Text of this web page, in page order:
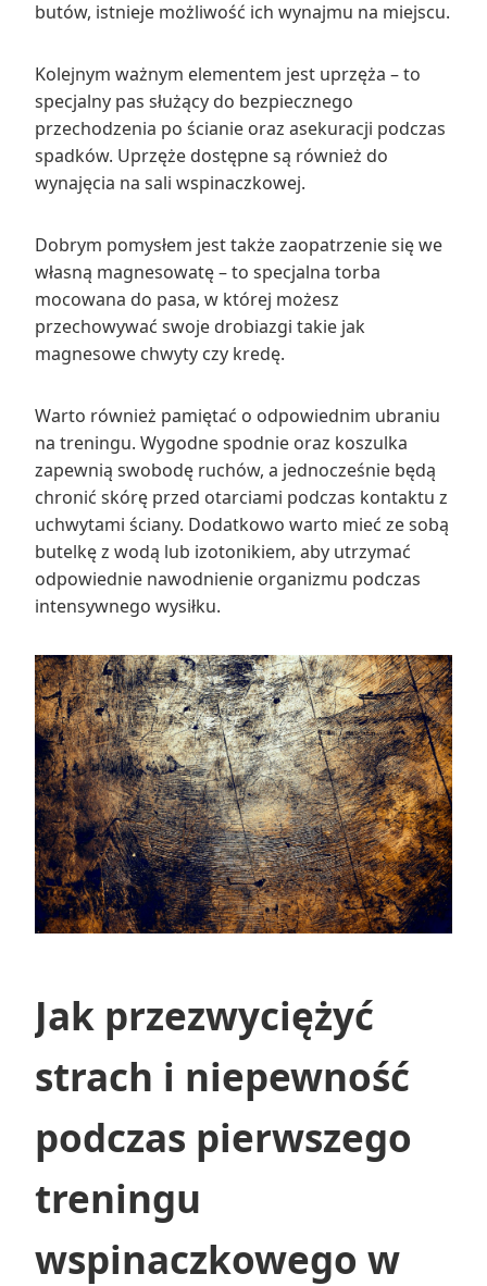
butów, istnieje możliwość ich wynajmu na miejscu.
Kolejnym ważnym elementem jest uprzęża – to
specjalny pas służący do bezpiecznego
przechodzenia po ścianie oraz asekuracji podczas
spadków. Uprzęże dostępne są również do
wynajęcia na sali wspinaczkowej.
Dobrym pomysłem jest także zaopatrzenie się we
własną magnesowatę – to specjalna torba
mocowana do pasa, w której możesz
przechowywać swoje drobiazgi takie jak
magnesowe chwyty czy kredę.
Warto również pamiętać o odpowiednim ubraniu
na treningu. Wygodne spodnie oraz koszulka
zapewnią swobodę ruchów, a jednocześnie będą
chronić skórę przed otarciami podczas kontaktu z
uchwytami ściany. Dodatkowo warto mieć ze sobą
butelkę z wodą lub izotonikiem, aby utrzymać
odpowiednie nawodnienie organizmu podczas
intensywnego wysiłku.
Jak przezwyciężyć
strach i niepewność
podczas pierwszego
treningu
wspinaczkowego w